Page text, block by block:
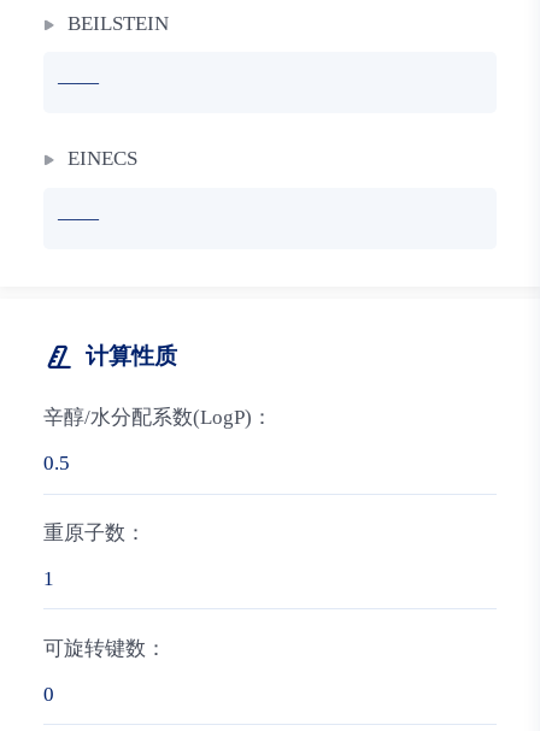
BEILSTEIN
——
EINECS
——
计算性质
辛醇/水分配系数(LogP)：
0.5
重原子数：
1
可旋转键数：
0